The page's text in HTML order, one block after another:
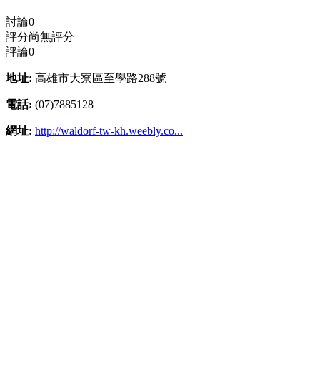
討論0
評分尚無評分
評論0
地址: 高雄市大寮區至學路288號
電話: (07)7885128
網址: http://waldorf-tw-kh.weebly.co...